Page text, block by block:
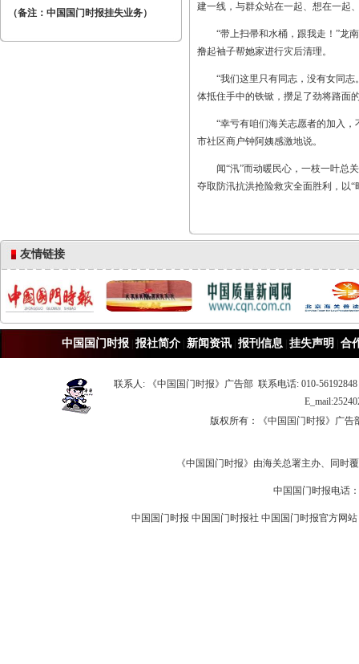
（备注：中国国门时报挂失业务）
建一线，与群众站在一起、想在一起
“带上扫帚和水桶，跟我走！”龙
撸起袖子帮她家进行灾后清理。
“我们这里只有同志，没有女同
体抵住手中的铁锨，攒足了劲将路面
“幸亏有咱们海关志愿者的加入
市社区商户钟阿姨感激地说。
闻“汛”而动暖民心，一枝一叶总
夺取防汛抗洪抢险救灾全面胜利，以
友情链接
中国国门时报 报社简介 新闻资讯 报刊信息 挂失声明 合
联系人: 《中国国门时报》广告部 联系电话: 010-
版权所有：《中国国门时报》广
《中国国门时报》由海关总署主办、同时
中国国门时报电话：
中国国门时报 中国国门时报社 中国国门时报官方网